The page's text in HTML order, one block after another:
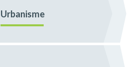
Urbanisme